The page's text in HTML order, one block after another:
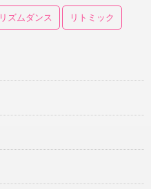
リズムダンス リトミック